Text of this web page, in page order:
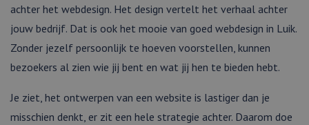
achter het webdesign. Het design vertelt het verhaal achter
jouw bedrijf. Dat is ook het mooie van goed webdesign in Luik.
Zonder jezelf persoonlijk te hoeven voorstellen, kunnen
bezoekers al zien wie jij bent en wat jij hen te bieden hebt.
Je ziet, het ontwerpen van een website is lastiger dan je
misschien denkt, er zit een hele strategie achter. Daarom doe